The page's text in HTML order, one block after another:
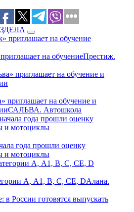
на обучениеПрестиж.
приглашает на обучение и
САЛЬВА. Автошкола
года прошли оценку
и мотоциклы
А, А1, В, С, СЕ, DАлана.